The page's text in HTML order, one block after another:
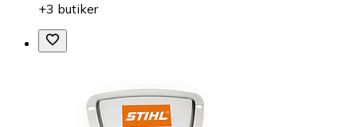
+3 butiker